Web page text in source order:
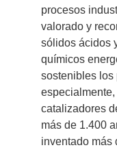
procesos
valorado y
sólidos ácidos
químicos
sostenibles los
catalizadores
más de 1.400
inventado más